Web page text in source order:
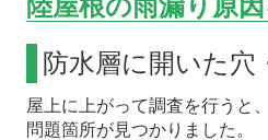
陸屋根の雨漏り原
防水層に開いた穴
屋上に上がって調査を行うと
問題箇所が見つかりました。